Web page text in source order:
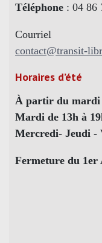
Téléphone : 04 86
Courriel
contact@transit-
Horaires d’été
À partir du
Mardi de 13h à
Mercredi- Jeudi -
Fermeture du 1er